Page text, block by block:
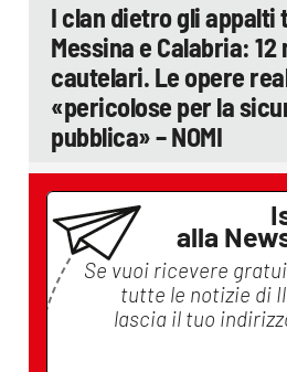
I clan dietro gli appalti
Messina e Calabria: 12
cautelari. Le opere
«pericolose per la
pubblica» – NOMI
alla
Se vuoi ricevere
tutte le notizie di
lascia il tuo